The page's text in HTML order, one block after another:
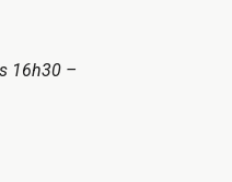
16h30 –